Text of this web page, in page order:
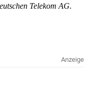
Telekom AG.